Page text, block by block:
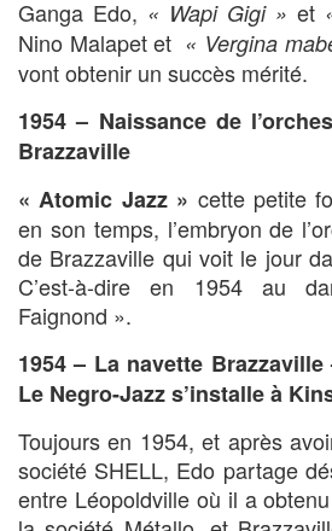
Ganga Edo, « Wapi Gigi » et
Nino Malapet et « Vergina
vont obtenir un succès mérité.
1954 – Naissance de
Brazzaville
« Atomic Jazz » cette petite
en son temps, l’embryon de
de Brazzaville qui voit le jour
C’est-à-dire en 1954 au
Faignond ».
1954 – La navette
Le Negro-Jazz s’installe à
Toujours en 1954, et après
société SHELL, Edo partage
entre Léopoldville où il a